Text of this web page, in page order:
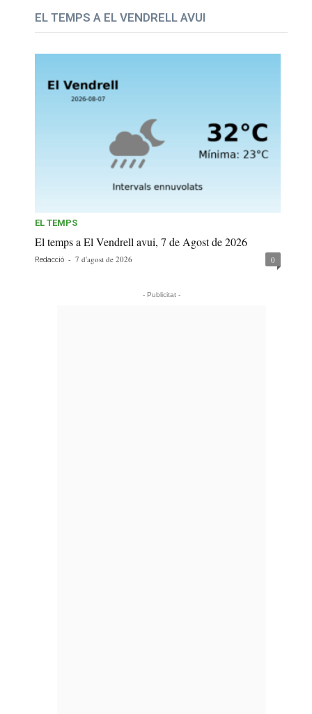
EL TEMPS A EL VENDRELL AVUI
EL TEMPS
El temps a El Vendrell avui, 7 de Agost de 2026
Redacció - 7 d'agost de 2026 0
- Publicitat -